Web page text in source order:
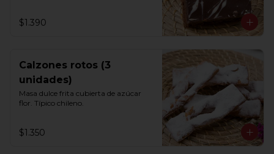
$1.390
Calzones rotos (3
unidades)
Masa dulce frita cubierta de azúcar
flor. Típico chileno.
$1.350